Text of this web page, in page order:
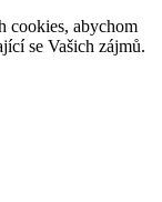
cookies, abychom
se Vašich zájmů.